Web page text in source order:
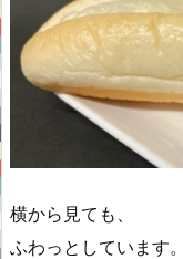
横から見ても、
ふわっとしています。